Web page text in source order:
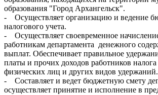
образования "Город Архангельск".
- Осуществляет организацию и ведение
налогового учета.
- Осуществляет своевременное
работникам департамента денежного
выплат. Обеспечивает правильное
платы и прочих доходов работников
физических лиц и других видов удержаний.
- Составляет и ведет бюджетную смету
осуществляет принятие и исполнение в